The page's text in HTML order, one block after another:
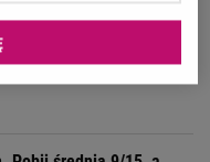
Wiesz, kto
muzyki?